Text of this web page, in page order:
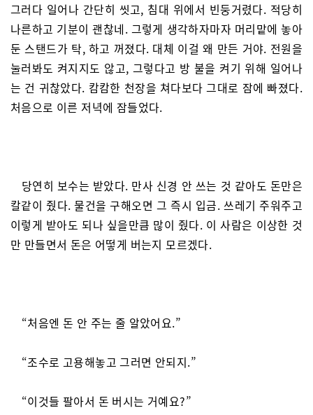
그러다 일어나 간단히 씻고, 침대 위에서 빈둥거렸다. 적당히
나른하고 기분이 괜찮네. 그렇게 생각하자마자 머리맡에 놓아
둔 스탠드가 탁, 하고 꺼졌다. 대체 이걸 왜 만든 거야. 전원을
눌러봐도 켜지지도 않고, 그렇다고 방 불을 켜기 위해 일어나
는 건 귀찮았다. 캄캄한 천장을 쳐다보다 그대로 잠에 빠졌다.
처음으로 이른 저녁에 잠들었다.
당연히 보수는 받았다. 만사 신경 안 쓰는 것 같아도 돈만은
칼같이 줬다. 물건을 구해오면 그 즉시 입금. 쓰레기 주워주고
이렇게 받아도 되나 싶을만큼 많이 줬다. 이 사람은 이상한 것
만 만들면서 돈은 어떻게 버는지 모르겠다.
“처음엔 돈 안 주는 줄 알았어요.”
“조수로 고용해놓고 그러면 안되지.”
“이것들 팔아서 돈 버시는 거예요?”